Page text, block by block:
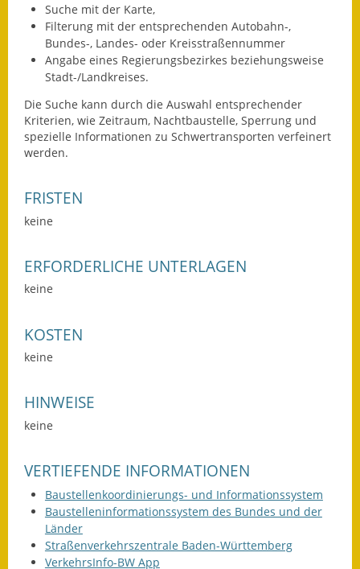
Behördenadressen
Beratungsstellen im
Dienstleistungen
Sitzungsberichte 2015
Gemeindeverwaltung
Haushalt & Finanzen
Eröffnungsbilanz
Suche mit der Karte,
Filterung mit der entsprechenden Autobahn-,
Bundes-, Landes- oder Kreisstraßennummer
Angabe eines Regierungsbezirkes beziehungsweise
Stadt-/Landkreises.
Die Suche kann durch die Auswahl entsprechender
Kriterien, wie Zeitraum, Nachtbaustelle, Sperrung und
spezielle Informationen zu Schwertransporten verfeinert
werden.
FRISTEN
keine
ERFORDERLICHE UNTERLAGEN
keine
KOSTEN
keine
HINWEISE
keine
VERTIEFENDE INFORMATIONEN
Baustellenkoordinierungs- und Informationssystem
Baustelleninformationssystem des Bundes und der
Länder
Straßenverkehrszentrale Baden-Württemberg
VerkehrsInfo-BW App